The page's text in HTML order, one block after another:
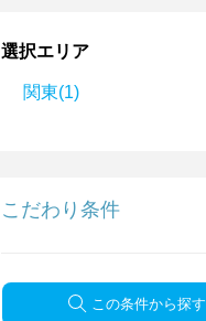
選択エリア
関東(1)
こだわり条件
この条件から探す